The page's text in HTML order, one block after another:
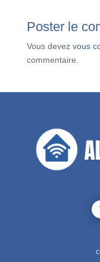
Poster le
Vous devez vous
commentaire.